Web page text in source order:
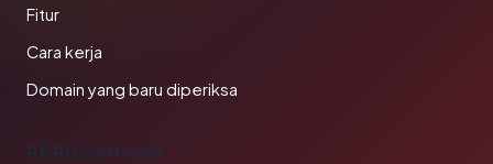
Fitur
Cara kerja
Domain yang baru diperiksa
PERUSAHAAN